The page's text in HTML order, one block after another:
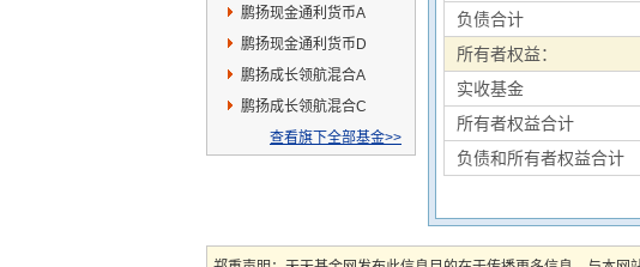
鹏扬现金通利货币A
鹏扬现金通利货币D
鹏扬成长领航混合A
鹏扬成长领航混合C
查看旗下全部基金>>
负债合计
所有者权益：
实收基金
所有者权益合计
负债和所有者权益合计